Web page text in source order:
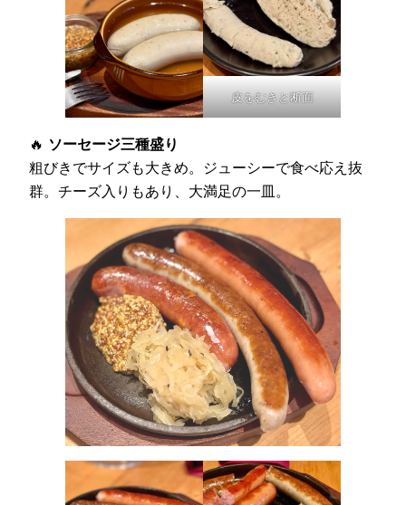
皮をむきと断面
🔥 ソーセージ三種盛り
粗びきでサイズも大きめ。ジューシーで食べ応え抜
群。チーズ入りもあり、大満足の一皿。